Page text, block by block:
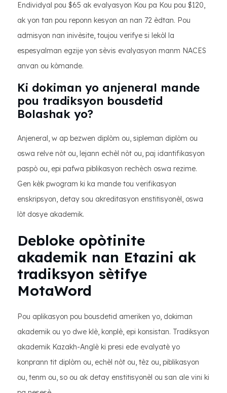
Endividyal pou $65 ak evalyasyon Kou pa Kou pou $120,
ak yon tan pou reponn kesyon an nan 72 èdtan. Pou
admisyon nan inivèsite, toujou verifye si lekòl la
espesyalman egzije yon sèvis evalyasyon manm NACES
anvan ou kòmande.
Ki dokiman yo anjeneral mande
pou tradiksyon bousdetid
Bolashak yo?
Anjeneral, w ap bezwen diplòm ou, sipleman diplòm ou
oswa relve nòt ou, lejann echèl nòt ou, paj idantifikasyon
paspò ou, epi pafwa piblikasyon rechèch oswa rezime.
Gen kèk pwogram ki ka mande tou verifikasyon
enskripsyon, detay sou akreditasyon enstitisyonèl, oswa
lòt dosye akademik.
Debloke opòtinite
akademik nan Etazini ak
tradiksyon sètifye
MotaWord
Pou aplikasyon pou bousdetid ameriken yo, dokiman
akademik ou yo dwe klè, konplè, epi konsistan. Tradiksyon
akademik Kazakh-Anglè ki presi ede evalyatè yo
konprann tit diplòm ou, echèl nòt ou, tèz ou, piblikasyon
ou, tenm ou, so ou ak detay enstitisyonèl ou san ale vini ki